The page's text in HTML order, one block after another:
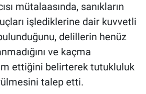
mütalaasında, sanıkların
işlediklerine dair kuvvetli
delillerin henüz
ve kaçma
ettiğini belirterek tutukluluk
talep etti.